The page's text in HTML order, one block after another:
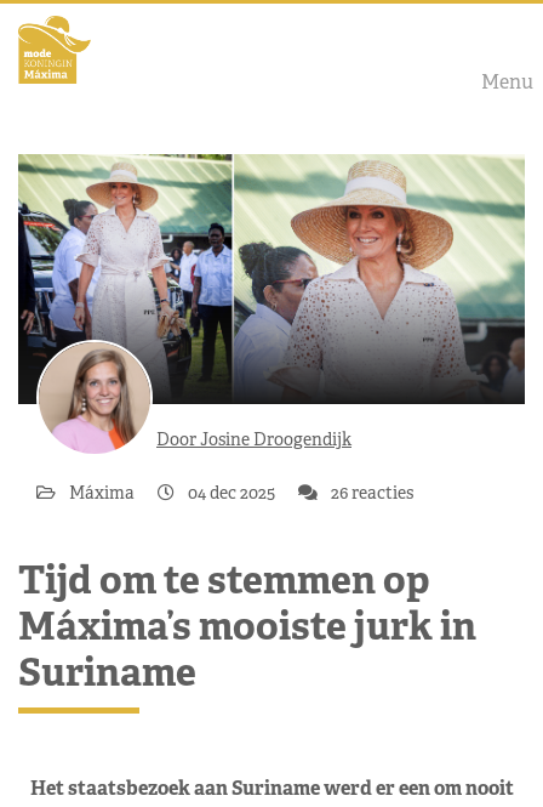
Menu
Door Josine Droogendijk
Máxima 04 dec 2025 26 reacties
Tijd om te stemmen op
Máxima’s mooiste jurk in
Suriname
Het staatsbezoek aan Suriname werd er een om nooit